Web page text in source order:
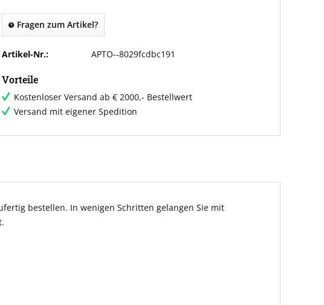
Fragen zum Artikel?
Artikel-Nr.: APTO--8029fcdbc191
Vorteile
Kostenloser Versand ab € 2000,- Bestellwert
Versand mit eigener Spedition
bestellen. In wenigen Schritten gelangen Sie mit